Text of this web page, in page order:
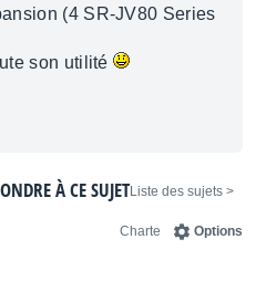
(4 SR-JV80 Series
son utilité
< Liste des sujets
À CE SUJET
Options
Charte